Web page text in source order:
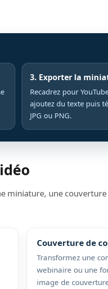
3. Exporter la
Recadrez pour
ajoutez du texte puis
JPG ou PNG.
miniature, une
Couverture de
Transformez une
webinaire ou une
image de